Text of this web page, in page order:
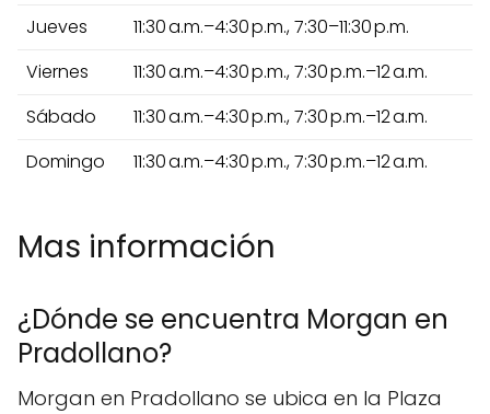
Jueves
11:30 a.m.–4:30 p.m., 7:30–11:30 p.m.
Viernes
11:30 a.m.–4:30 p.m., 7:30 p.m.–12 a.m.
Sábado
11:30 a.m.–4:30 p.m., 7:30 p.m.–12 a.m.
Domingo
11:30 a.m.–4:30 p.m., 7:30 p.m.–12 a.m.
Mas información
¿Dónde se encuentra Morgan en
Pradollano?
Morgan en Pradollano se ubica en la Plaza